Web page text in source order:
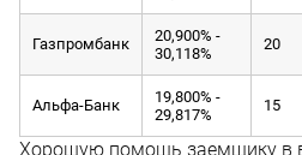
Газпромбанк
20,900% -
30,118%
20
Альфа-Банк
19,800% -
29,817%
15
Хорошую помощь заемщику в